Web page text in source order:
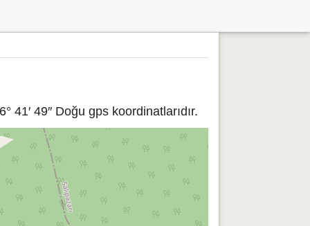
41′ 49″ Doğu gps koordinatlarıdır.